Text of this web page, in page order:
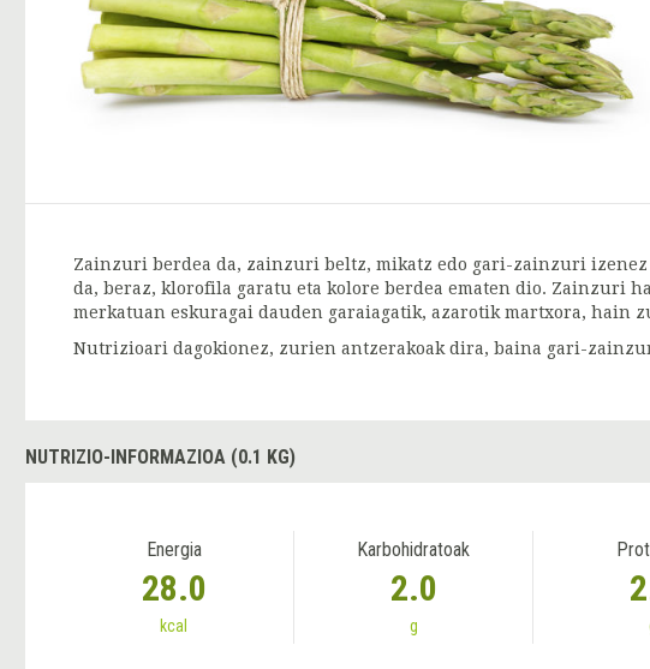
Zainzuri berdea da, zainzuri beltz, mikatz edo gari-zainzuri
da, beraz, klorofila garatu eta kolore berdea ematen dio. Zainzuri
merkatuan eskuragai dauden garaiagatik, azarotik martxora, hain
Nutrizioari dagokionez, zurien antzerakoak dira, baina gari-
NUTRIZIO-INFORMAZIOA (0.1 KG)
Energia
28.0
kcal
Karbohidratoak
2.0
g